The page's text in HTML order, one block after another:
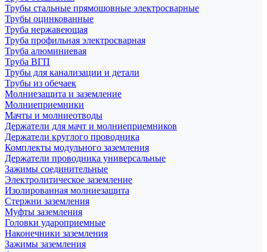
Трубы стальные прямошовные электросварные
Трубы оцинкованные
Труба нержавеющая
Труба профильная электросварная
Труба алюминиевая
Труба ВГП
Трубы для канализации и детали
Трубы из обечаек
Молниезащита и заземление
Молниеприемники
Мачты и молниеотводы
Держатели для мачт и молниеприемников
Держатели круглого проводника
Комплекты модульного заземления
Держатели проводника универсальные
Зажимы соединительные
Электролитическое заземление
Изолированная молниезащита
Стержни заземления
Муфты заземления
Головки удароприемные
Наконечники заземления
Зажимы заземления